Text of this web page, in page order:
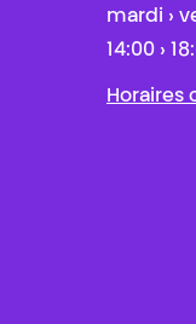
mardi ›
14:00 ›
Horaires